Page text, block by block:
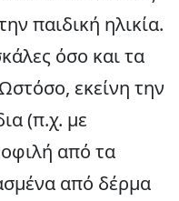
παιδική ηλικία.
όσο και τα
εκείνη την
(π.χ. με
από τα
από δέρμα